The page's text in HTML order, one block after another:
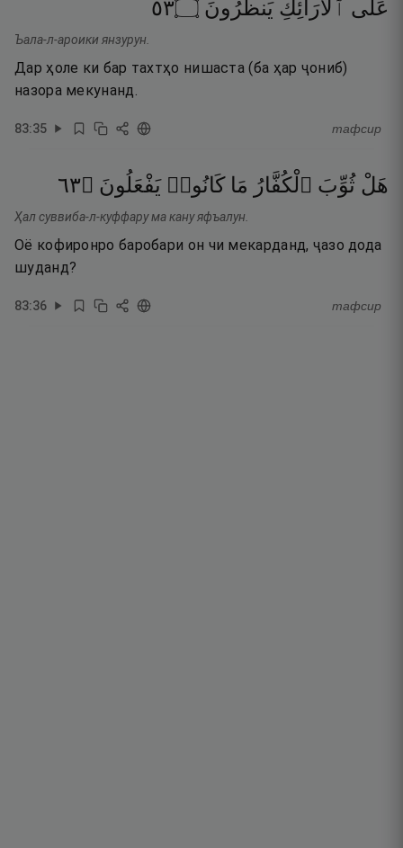
عَلَى ٱلْأَرَآئِكِ يَنظُرُونَ ۝٣٥
Ъала-л-ароики янзурун.
Дар ҳоле ки бар тахтҳо нишаста (ба ҳар ҷониб)
назора мекунанд.
83:35 тафсир
هَلْ ثُوِّبَ ٱلْكُفَّارُ مَا كَانُوا۟ يَفْعَلُونَ ۝٣٦
Ҳал суввиба-л-куффару ма кану яфъалун.
Оё кофиронро баробари он чи мекарданд, ҷазо дода
шуданд?
83:36 тафсир